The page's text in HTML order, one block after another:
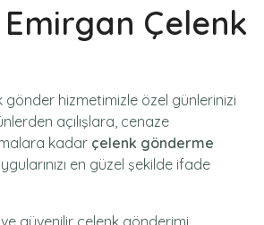
Çelenk
gönder hizmetimizle özel günlerinizi
açılışlara, cenaze
kadar çelenk gönderme
en güzel şekilde ifade